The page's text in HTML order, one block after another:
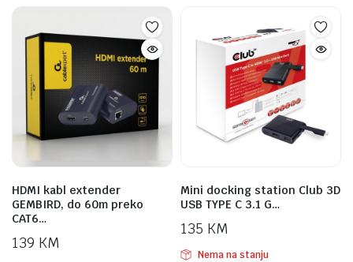
HDMI kabl extender
GEMBIRD, do 60m preko
CAT6…
139 KM
Mini docking station Club 3D
USB TYPE C 3.1 G…
135 KM
Nema na stanju